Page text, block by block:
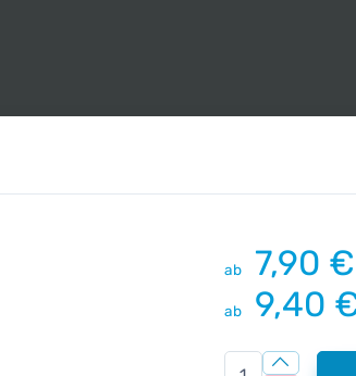
ab 7,90 €
ab 9,40